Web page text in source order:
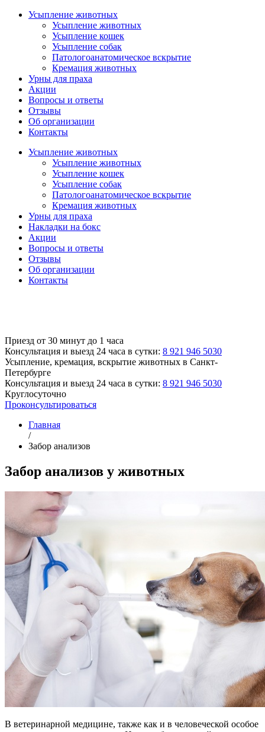
Усыпление животных
Усыпление животных
Усыпление кошек
Усыпление собак
Патологоанатомическое вскрытие
Кремация животных
Урны для праха
Акции
Вопросы и ответы
Отзывы
Об организации
Контакты
Усыпление животных
Усыпление животных
Усыпление кошек
Усыпление собак
Патологоанатомическое вскрытие
Кремация животных
Урны для праха
Накладки на бокс
Акции
Вопросы и ответы
Отзывы
Об организации
Контакты
Приезд от 30 минут до 1 часа
Консультация и выезд 24 часа в сутки: 8 921 946 5030
Усыпление, кремация, вскрытие животных в Санкт-
Петербурге
Консультация и выезд 24 часа в сутки: 8 921 946 5030
Круглосуточно
Проконсультироваться
Главная
/
Забор анализов
Забор анализов у животных
В ветеринарной медицине, также как и в человеческой особое